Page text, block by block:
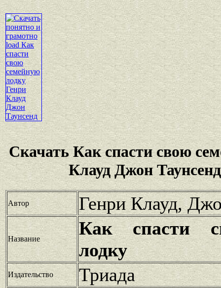
Скачать Как спасти свою
Клауд Джон
Автор Генри Клауд,
Название
Как спасти
лодку
Издательство Триада